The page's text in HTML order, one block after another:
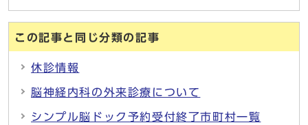
この記事と同じ分類の記事
休診情報
脳神経内科の外来診療について
シンプル脳ドック予約受付終了市町村一覧